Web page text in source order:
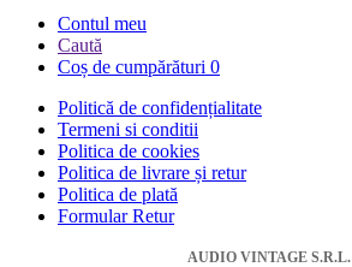
Contul meu
Caută
Coș de cumpărături 0
Politică de confidențialitate
Termeni si conditii
Politica de cookies
Politica de livrare și retur
Politica de plată
Formular Retur
AUDIO VINTAGE S.R.L.